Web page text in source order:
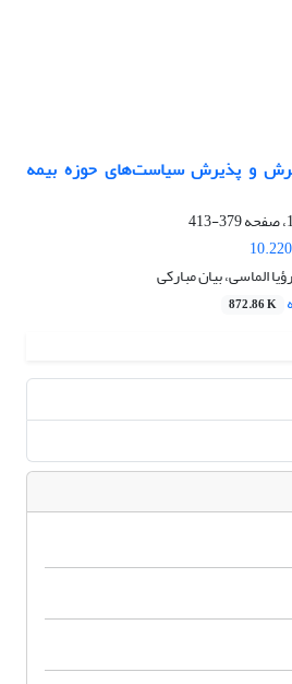
و پذیرش سیاست‌های حوزه بیمه
379-413
الماسی، بیان مبارکی
872.86 K